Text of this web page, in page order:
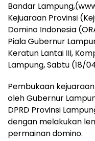
dan
media
siber
lebih
eksklusif,
bergaya
trendi,
unsur
edukasi,
gaya
hidup,
hiburan,
Bandar
Kejuaraan Provinsi
Domino Indonesia
Piala Gubernur
Keratun Lantai III,
Lampung, Sabtu (18/
Pembukaan
oleh Gubernur
DPRD Provinsi
dengan melakukan
permainan domino.